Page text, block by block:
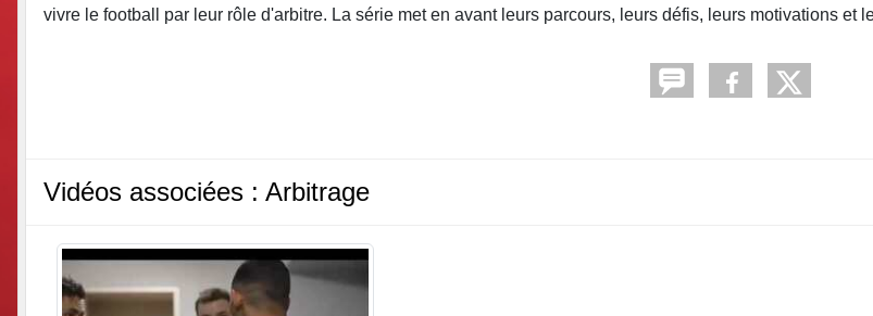
vivre le football par leur rôle d'arbitre. La série met en avant leurs parcours, leurs défis, leurs motivations et
Vidéos associées : Arbitrage